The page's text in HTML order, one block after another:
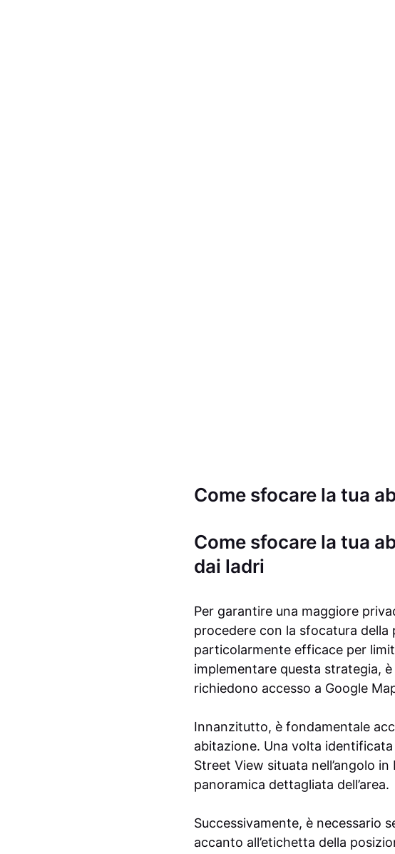
Come sfocare la tua
Come sfocare la tua
dai ladri
Per garantire una maggiore
procedere con la sfocatura
particolarmente efficace per
implementare questa strategia,
richiedono accesso a Google
Innanzitutto, è fondamentale
abitazione. Una volta
Street View situata nell’angolo
panoramica dettagliata dell’area.
Successivamente, è necessario
accanto all’etichetta della